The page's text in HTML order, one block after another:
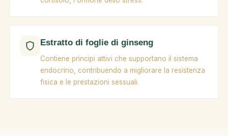
Estratto di foglie di ginseng
Contiene principi attivi che supportano il sistema
endocrino, contribuendo a migliorare la resistenza
fisica e le prestazioni sessuali.